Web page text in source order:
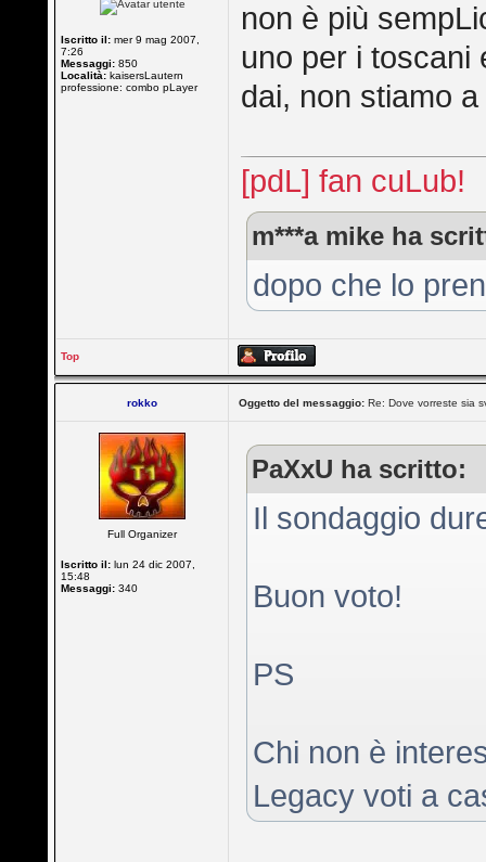
Iscritto il: mer 9 mag 2007,
7:26
Messaggi: 850
Località: kaisersLautern
professione: combo pLayer
non è più
uno per i toscani
dai, non stiamo
[pdL] fan cuLub!
m***a mike ha
dopo che lo
Top
rokko Oggetto del messaggio: Re: Dove vorreste sia
Full Organizer
Iscritto il: lun 24 dic 2007,
15:48
Messaggi: 340
PaXxU ha scritto:
Il sondaggio
Buon voto!
PS
Chi non è
Legacy voti a